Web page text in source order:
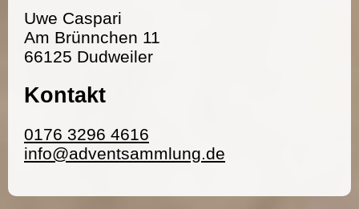
Uwe Caspari
Am Brünnchen 11
66125 Dudweiler
Kontakt
0176 3296 4616
info@adventsammlung.de